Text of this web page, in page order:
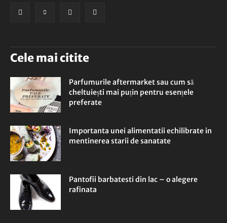
Cele mai citite
Parfumurile aftermarket sau cum să
cheltuiești mai puțin pentru esențele
preferate
Importanta unei alimentatii echilibrate in
mentinerea starii de sanatate
Pantofii barbatesti din lac – o alegere
rafinata